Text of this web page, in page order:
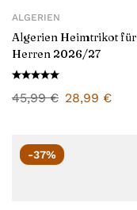
ALGERIEN
Algerien Heimtrikot für
Herren 2026/27
45,99€ 28,99 €
-37%